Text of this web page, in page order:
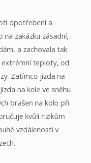
opotřebení a
zakázku zásadní,
a zachovala tak
extrémní teploty, od
Zatímco jízda na
na kole ve sněhu
brašen na kolo při
kvůli rizikům
vzdálenosti v